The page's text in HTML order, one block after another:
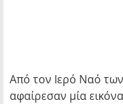
Από τον Ιερό Ναό
αφαίρεσαν μία